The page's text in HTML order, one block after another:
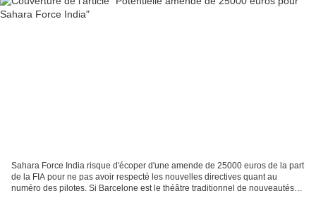
Sahara Force India risque d'écoper d'une amende de 25000 euros de la part
de la FIA pour ne pas avoir respecté les nouvelles directives quant au
numéro des pilotes. Si Barcelone est le théâtre traditionnel de nouveautés